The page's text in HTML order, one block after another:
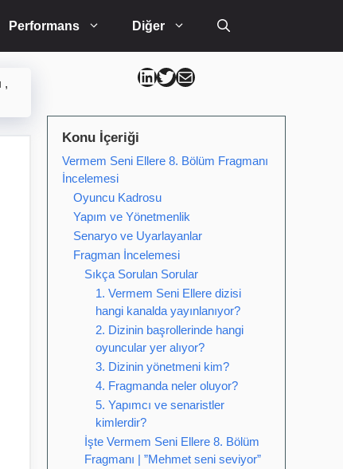
Performans Diğer
,
Can Kütahya Linkedin
Can Kütahya Twitter
Can Kütahya Mail
Konu İçeriği
Vermem Seni Ellere 8. Bölüm Fragmanı
İncelemesi
Oyuncu Kadrosu
Yapım ve Yönetmenlik
Senaryo ve Uyarlayanlar
Fragman İncelemesi
Sıkça Sorulan Sorular
1. Vermem Seni Ellere dizisi
hangi kanalda yayınlanıyor?
2. Dizinin başrollerinde hangi
oyuncular yer alıyor?
3. Dizinin yönetmeni kim?
4. Fragmanda neler oluyor?
5. Yapımcı ve senaristler
kimlerdir?
İşte Vermem Seni Ellere 8. Bölüm
Fragmanı | ”Mehmet seni seviyor”